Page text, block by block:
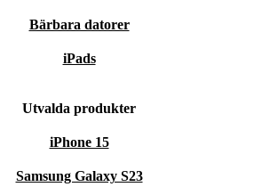
Bärbara datorer
iPads
Utvalda produkter
iPhone 15
Samsung Galaxy S23